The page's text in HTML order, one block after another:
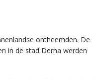
ontheemden. De
in de stad Derna werden